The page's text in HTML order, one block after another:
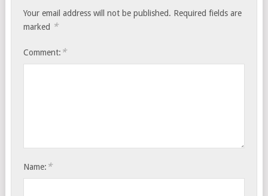
Your email address will not be published. Required fields are
marked *
Comment: *
Name: *